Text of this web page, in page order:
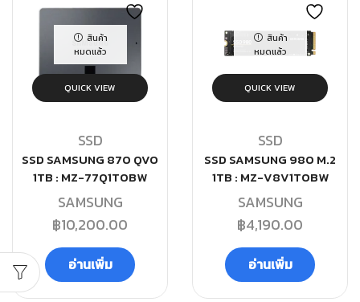
สินค้า
หมดแล้ว
QUICK VIEW
SSD
SSD SAMSUNG 870 QVO
1TB : MZ-77Q1T0BW
SAMSUNG
฿10,200.00
อ่านเพิ่ม
สินค้า
หมดแล้ว
QUICK VIEW
SSD
SSD SAMSUNG 980 M.2
1TB : MZ-V8V1T0BW
SAMSUNG
฿4,190.00
อ่านเพิ่ม